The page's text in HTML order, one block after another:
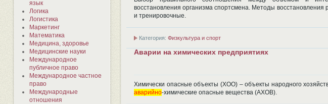
язык
Логика
Логистика
Маркетинг
Математика
Медицина, здоровье
Медицинские науки
Международное
публичное право
Международное частное
право
Международные
отношения
восстановления организма спортсмена. Методы восстановления
и тренировочные.
Категория: Физкультура и спорт
Аварии на химических предприятиях
Химически опасные объекты (ХОО) – объекты народного
аварийно-химические опасные вещества (АХОВ).